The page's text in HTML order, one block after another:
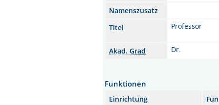
Namenszusatz
Titel
Professor
Akad. Grad Dr.
Funktionen
Einrichtung